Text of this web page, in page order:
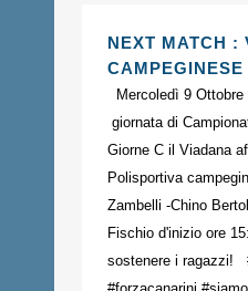
NEXT MATCH :
CAMPEGINESE
Mercoledì 9 Ottobre
giornata di
Giorne C il Viadana
Polisportiva
Zambelli -Chino
Fischio d'inizio ore
sostenere i ragazzi!